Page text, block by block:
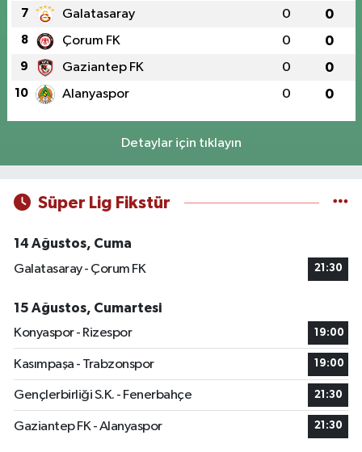
7 Galatasaray 0 0
8 Çorum FK 0 0
9 Gaziantep FK 0 0
10 Alanyaspor 0 0
Detaylar için tıklayın
Süper Lig Fikstür
14 Ağustos, Cuma
Galatasaray - Çorum FK
21:30
15 Ağustos, Cumartesi
Konyaspor - Rizespor
19:00
Kasımpaşa - Trabzonspor 19:00
Gençlerbirliği S.K. - Fenerbahçe 21:30
Gaziantep FK - Alanyaspor 21:30